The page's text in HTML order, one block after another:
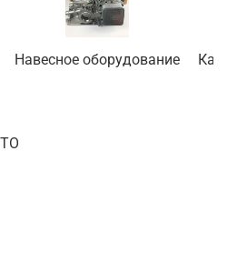
Навесное оборудование